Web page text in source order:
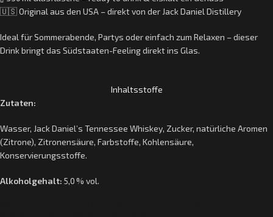
🇺🇸 Original aus den USA – direkt von der Jack Daniel Distillery
Ideal für Sommerabende, Partys oder einfach zum Relaxen – dieser
Drink bringt das Südstaaten-Feeling direkt ins Glas.
Inhaltsstoffe
Zutaten:
Wasser, Jack Daniel’s Tennessee Whiskey, Zucker, natürliche Aromen
(Zitrone), Zitronensäure, Farbstoffe, Kohlensäure,
Konservierungsstoffe.
Alkoholgehalt: 5,0 % vol.